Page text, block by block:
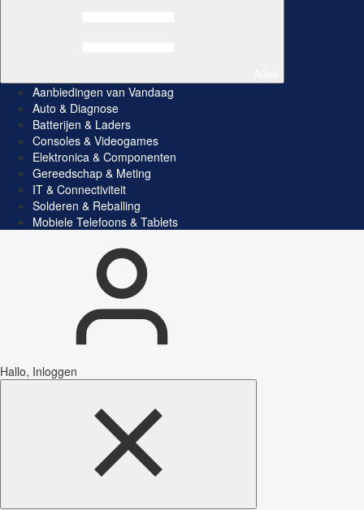
Aanbiedingen van Vandaag
Auto & Diagnose
Batterijen & Laders
Consoles & Videogames
Elektronica & Componenten
Gereedschap & Meting
IT & Connectiviteit
Solderen & Reballing
Mobiele Telefoons & Tablets
Hallo, Inloggen